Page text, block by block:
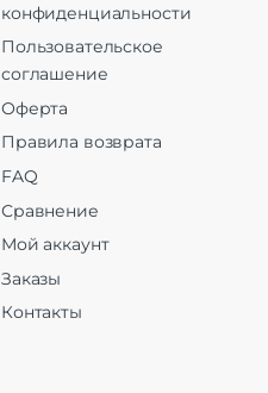
конфиденциальности
Пользовательское
соглашение
Оферта
Правила возврата
FAQ
Сравнение
Мой аккаунт
Заказы
Контакты